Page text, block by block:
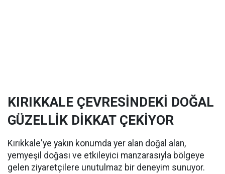
KIRIKKALE ÇEVRESİNDEKİ DOĞAL
GÜZELLİK DİKKAT ÇEKİYOR
Kırıkkale'ye yakın konumda yer alan doğal alan,
yemyeşil doğası ve etkileyici manzarasıyla bölgeye
gelen ziyaretçilere unutulmaz bir deneyim sunuyor.